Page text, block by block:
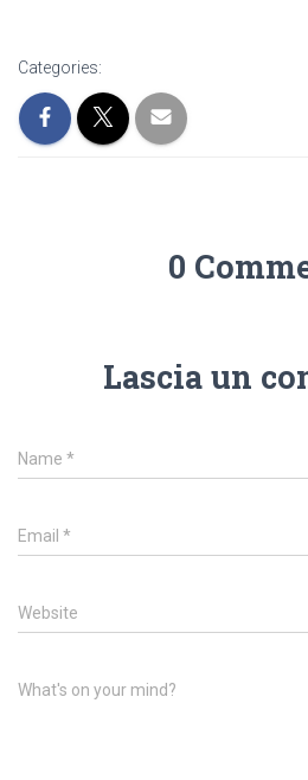
Categories:
0
Lascia un
Name *
Email *
Website
What's on your mind?